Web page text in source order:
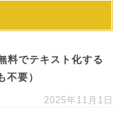
料でテキスト化する
不要）
2025年11月1日